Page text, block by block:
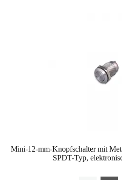
Mini-12-mm-Knopfschalter mit
SPDT-Typ,